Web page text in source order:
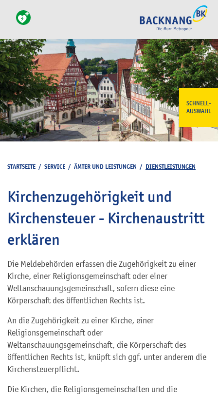
SCHNELL-
AUSWAHL
STARTSEITE / SERVICE / ÄMTER UND LEISTUNGEN / DIENSTLEISTUNGEN
Kirchenzugehörigkeit und
Kirchensteuer - Kirchenaustritt
erklären
Die Meldebehörden erfassen die Zugehörigkeit zu einer
Kirche, einer Religionsgemeinschaft oder einer
Weltanschauungsgemeinschaft, sofern diese eine
Körperschaft des öffentlichen Rechts ist.
An die Zugehörigkeit zu einer Kirche, einer
Religionsgemeinschaft oder
Weltanschauungsgemeinschaft, die Körperschaft des
öffentlichen Rechts ist, knüpft sich ggf. unter anderem die
Kirchensteuerpflicht.
Die Kirchen, die Religionsgemeinschaften und die